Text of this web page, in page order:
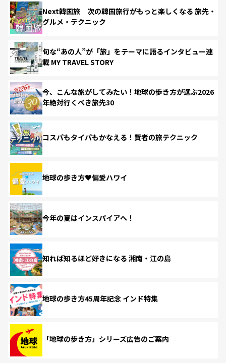
Next韓国旅 次の韓国旅行がもっと楽しくなる 旅先・
グルメ・テクニック
旬な“あの人”が「旅」をテーマに語るインタビュー連
載 MY TRAVEL STORY
今、こんな旅がしてみたい！地球の歩き方が選ぶ2026
年絶対行くべき旅先30
コスパもタイパもかなえる！賢者の旅テクニック
地球の歩き方♥偏愛ハワイ
今年の夏はインスパイアへ！
知れば知るほど好きになる 湘南・江の島
地球の歩き方45周年記念 インド特集
「地球の歩き方」シリーズ広告のご案内